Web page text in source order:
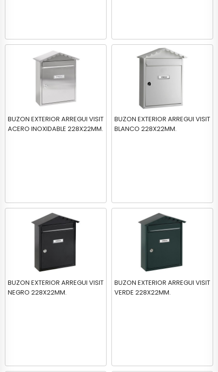
BUZON EXTERIOR ARREGUI VISIT
ACERO INOXIDABLE 228X22MM.
BUZON EXTERIOR ARREGUI VISIT
BLANCO 228X22MM.
BUZON EXTERIOR ARREGUI VISIT
NEGRO 228X22MM.
BUZON EXTERIOR ARREGUI VISIT
VERDE 228X22MM.